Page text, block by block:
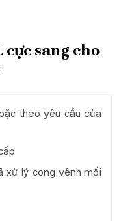
cực sang cho
theo yêu cầu của
xử lý cong vênh mối